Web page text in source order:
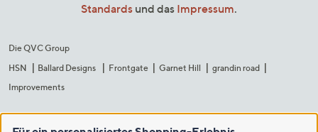
Standards und das Impressum.
Die QVC Group
HSN
Ballard Designs Frontgate Garnet Hill
grandin road
Improvements